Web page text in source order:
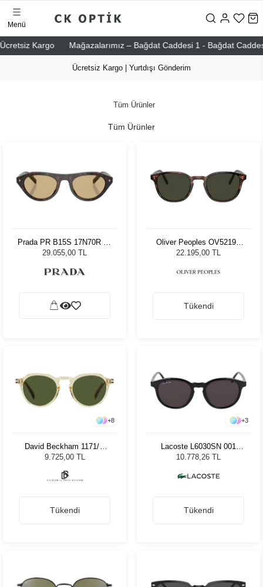
Kargo Mağazalarımız – Bağdat Caddesi 1 - Bağdat Caddesi 2
Menü
Ücretsiz Kargo | Yurtdışı Gönderim
Tüm Ürünler
Tüm Ürünler
Prada PR B15S 17N70R 51
Kadın Güneş Gözlüğü
29.055,00 TL
Oliver Peoples OV5219S
1724P1 49 Unisex Güneş
22.195,00 TL
Tükendi
+8
David Beckham 1171/S
EPZ50 Unisex Güneş
9.725,00 TL
Tükendi
+3
Lacoste L6030SN 001
Black Unisex Güneş
10.778,26 TL
Tükendi